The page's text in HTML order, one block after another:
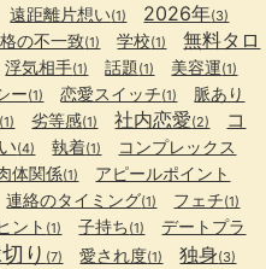
遠距離片想い(1) 2026年(3)
の不一致(1) 学校(1)
無料タロ
浮気相手(1) 話題(1) 美容運(1)
ー(1) 恋愛スイッチ(1) 脈あり
(1) 劣等感(1) 社内恋愛(2)
コ
(4) 執着(1) コンプレックス
体関係(1) アピールポイント
連絡のタイミング(1) フェチ(1)
ント (1) 子持ち(1)
デートプラ
り (7) 愛され度(1) 独身(3)